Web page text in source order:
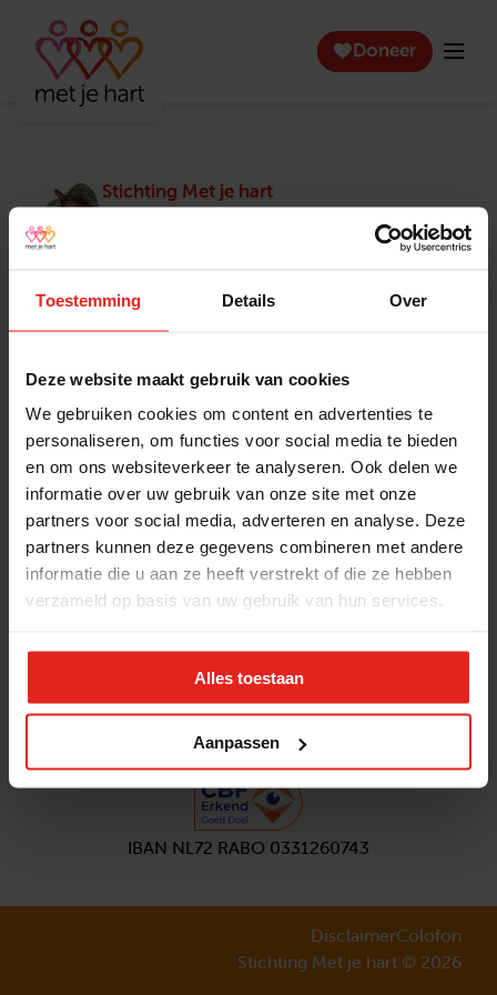
Toestemming Details Over
Deze website maakt gebruik van cookies
We gebruiken cookies om content en advertenties te
personaliseren, om functies voor social media te bieden
en om ons websiteverkeer te analyseren. Ook delen we
informatie over uw gebruik van onze site met onze
partners voor social media, adverteren en analyse. Deze
partners kunnen deze gegevens combineren met andere
informatie die u aan ze heeft verstrekt of die ze hebben
verzameld op basis van uw gebruik van hun services.
Alles toestaan
Aanpassen
Doneer
Stichting Met je hart
Stichting Met je hart laat ouderen die zich
eenzaam voelen weer genieten en inspireert
winnaar van het Appeltje van Oranje.
Actuele vacatures
Pers en media
Jaarverslag 2025
Contact
Klachtenprocedure
Privacyverklaring
Opzeggen
Volg ons
Aanmeldennieuwsbrief
IBAN NL72 RABO 0331260743
DisclaimerColofon
Stichting Met je hart © 2026